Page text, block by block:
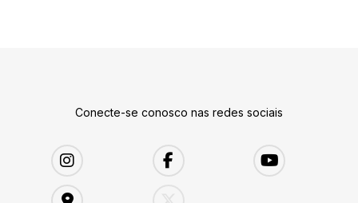
Conecte-se conosco nas redes sociais